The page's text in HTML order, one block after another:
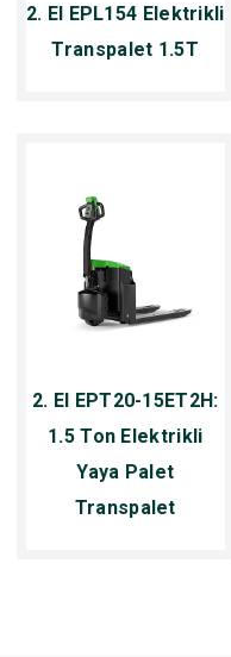
2. El EPL154 Elektrikli
Transpalet 1.5T
2. El EPT20-15ET2H:
1.5 Ton Elektrikli
Yaya Palet
Transpalet